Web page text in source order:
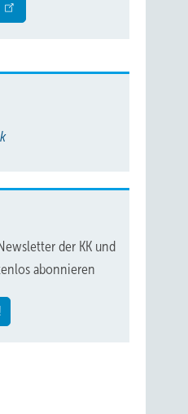
der KK und
abonnieren